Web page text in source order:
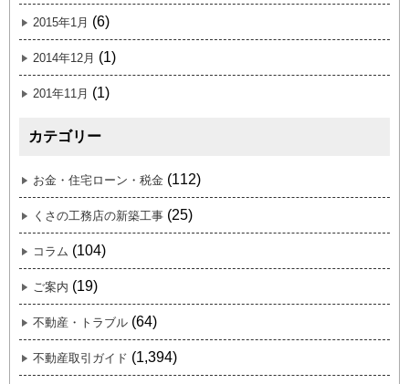
2015年1月 (6)
2014年12月 (1)
201年11月 (1)
カテゴリー
お金・住宅ローン・税金 (112)
くさの工務店の新築工事 (25)
コラム (104)
ご案内 (19)
不動産・トラブル (64)
不動産取引ガイド (1,394)